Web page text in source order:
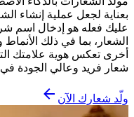
بعناية لجعل عملية إنشاء
عليك فعله هو إدخال اسم
الشعار، بما في ذلك
أخرى تعكس هوية علامتك
شعار فريد وعالي الجودة
ولّد شعارك الآن